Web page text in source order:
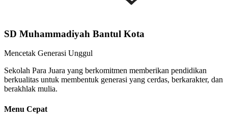
SD Muhammadiyah Bantul Kota
Mencetak Generasi Unggul
Sekolah Para Juara yang berkomitmen memberikan pendidikan
berkualitas untuk membentuk generasi yang cerdas, berkarakter, dan
berakhlak mulia.
Menu Cepat